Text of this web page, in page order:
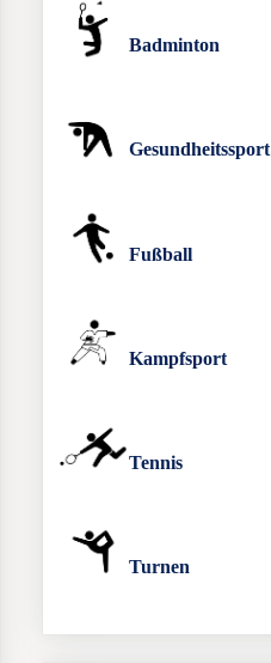
Badminton
Gesundheitssport
Fußball
Kampfsport
Tennis
Turnen